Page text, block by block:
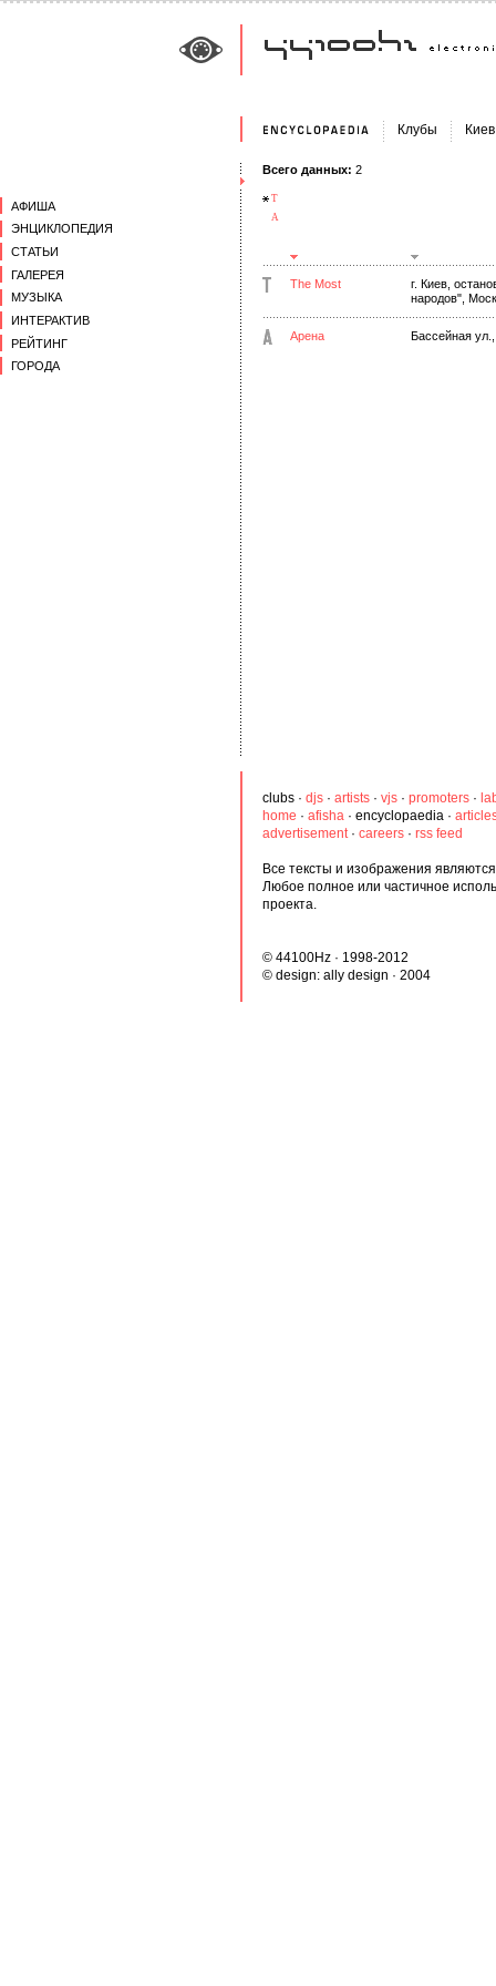
АФИША
ЭНЦИКЛОПЕДИЯ
СТАТЬИ
ГАЛЕРЕЯ
МУЗЫКА
ИНТЕРАКТИВ
РЕЙТИНГ
ГОРОДА
Клубы Киев
Всего данных: 2
T
А
The Most
г. Киев,
народов",
Арена Бассейная
clubs · djs · artists · vjs · promoters ·
home · afisha · encyclopaedia ·
advertisement· careers · rss feed
Все тексты и изображения
Любое полное или частичное
проекта.
© 44100Hz · 1998-2012
© design: ally design · 2004